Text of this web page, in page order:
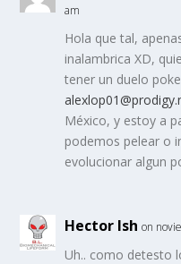
am
Hola que tal,
inalambrica XD,
tener un duelo
México, y estoy a
podemos pelear o
evolucionar algun
Hector Ish on
Uh.. como detesto